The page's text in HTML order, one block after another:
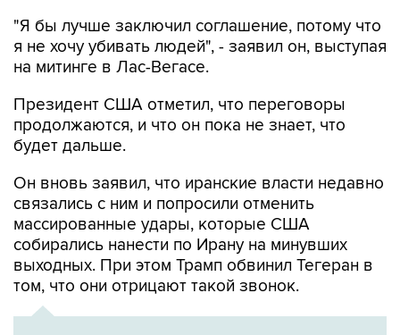
"Я бы лучше заключил соглашение, потому что
я не хочу убивать людей", - заявил он, выступая
на митинге в Лас-Вегасе.
Президент США отметил, что переговоры
продолжаются, и что он пока не знает, что
будет дальше.
Он вновь заявил, что иранские власти недавно
связались с ним и попросили отменить
массированные удары, которые США
собирались нанести по Ирану на минувших
выходных. При этом Трамп обвинил Тегеран в
том, что они отрицают такой звонок.